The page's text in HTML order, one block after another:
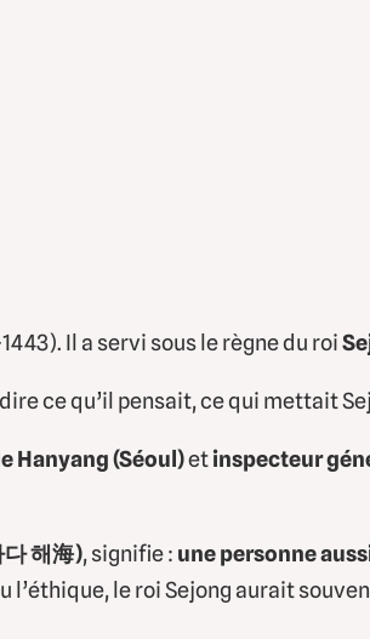
Il a servi sous le règne du roi
ce qu’il pensait, ce qui mettait
Hanyang (Séoul)etinspecteur
해海), signifie : une personne
le roi Sejong aurait